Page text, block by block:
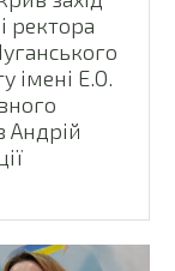
ректора
імені Е.О.
Андрій